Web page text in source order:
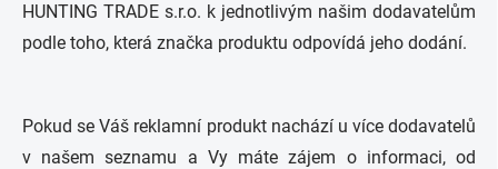
HUNTING TRADE s.r.o. k jednotlivým našim dodavatelům
podle toho, která značka produktu odpovídá jeho dodání.
Pokud se Váš reklamní produkt nachází u více dodavatelů
v našem seznamu a Vy máte zájem o informaci, od